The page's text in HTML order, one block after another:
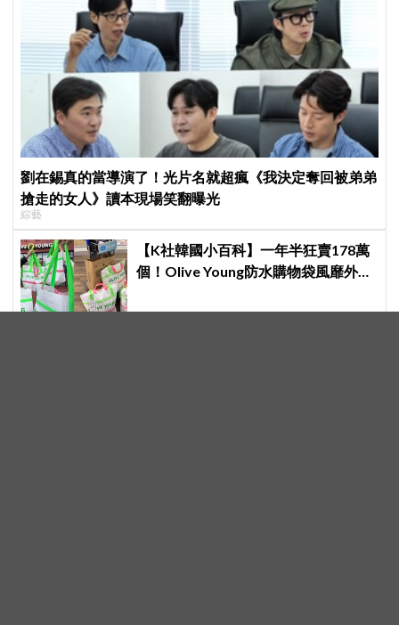
劉在錫真的當導演了！光片名就超瘋《我決定奪回被弟弟
搶走的女人》讀本現場笑翻曝光
綜藝
【K社韓國小百科】一年半狂賣178萬
個！Olive Young防水購物袋風靡外國